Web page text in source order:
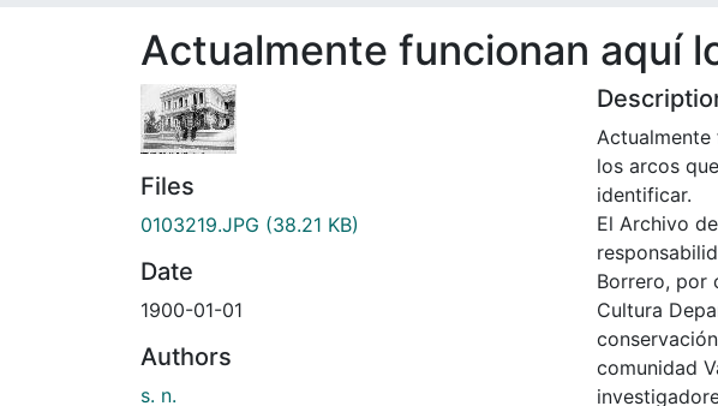
Actualmente funcionan aquí
Files
0103219.JPG (38.21 KB)
Date
1900-01-01
Authors
s. n.
Actualmente
los arcos
identificar.
El Archivo
Borrero, por
Cultura
comunidad